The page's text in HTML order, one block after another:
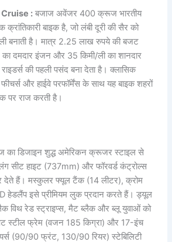
: बजाज अवेंजर 400 क्रूज भारतीय
बाइक है, जो लंबी दूरी की सैर को
बनाती है। मात्र 2.25 लाख रुपये की बजट
दमदार इंजन और 35 किमी/ली का शानदार
की पहली पसंद बना देता है। क्लासिक
और हाईवे परफॉर्मेंस के साथ यह बाइक शहरों
पर राज करती है।
डिजाइन शुद्ध अमेरिकन क्रूजर स्टाइल से
सीट हाइट (737mm) और फॉरवर्ड कंट्रोल्स
देते हैं। मस्कुलर फ्यूल टैंक (14 लीटर), क्रोम
हेडलैंप इसे प्रीमियम लुक प्रदान करते हैं। ड्यूल
विथ रेड स्ट्राइप्स, मैट ब्लैक और ब्लू युवाओं को
स्टील फ्रेम (वजन 185 किग्रा) और 17-इंच
(90/90 फ्रंट, 130/90 रियर) स्टेबिलिटी